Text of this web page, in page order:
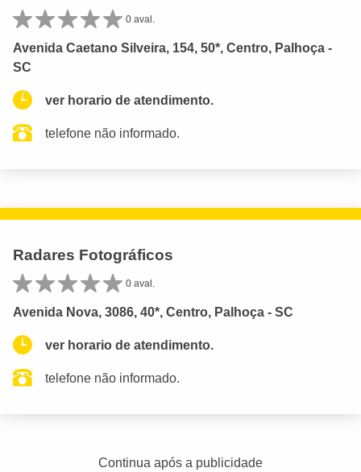
0 aval.
Avenida Caetano Silveira, 154, 50*, Centro, Palhoça -
SC
ver horario de atendimento.
telefone não informado.
Radares Fotográficos
0 aval.
Avenida Nova, 3086, 40*, Centro, Palhoça - SC
ver horario de atendimento.
telefone não informado.
Continua após a publicidade